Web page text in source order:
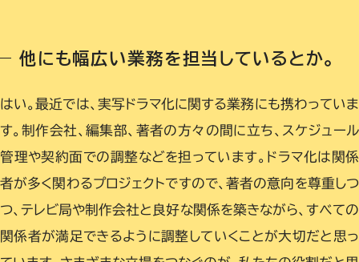
他にも幅広い業務を担当しているとか。
はい。最近では、実写ドラマ化に関する業務にも携わっていま
す。制作会社、編集部、著者の方々の間に立ち、スケジュール
管理や契約面での調整などを担っています。ドラマ化は関係
者が多く関わるプロジェクトですので、著者の意向を尊重しつ
つ、テレビ局や制作会社と良好な関係を築きながら、すべての
関係者が満足できるように調整していくことが大切だと思っ